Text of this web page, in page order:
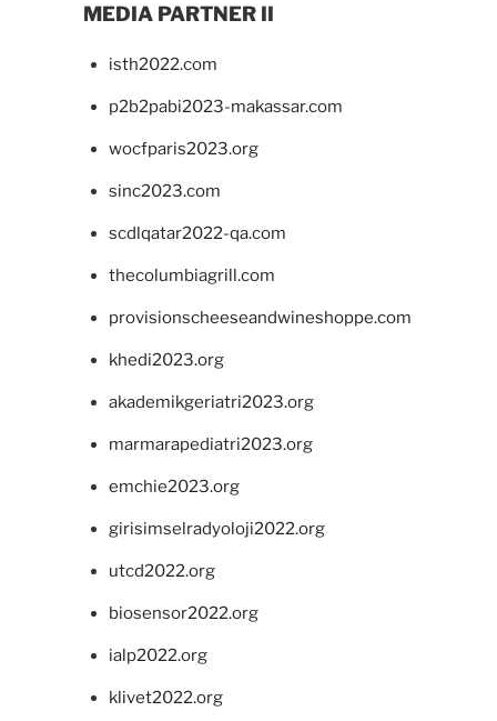
MEDIA PARTNER II
isth2022.com
p2b2pabi2023-makassar.com
wocfparis2023.org
sinc2023.com
scdlqatar2022-qa.com
thecolumbiagrill.com
provisionscheeseandwineshoppe.com
khedi2023.org
akademikgeriatri2023.org
marmarapediatri2023.org
emchie2023.org
girisimselradyoloji2022.org
utcd2022.org
biosensor2022.org
ialp2022.org
klivet2022.org